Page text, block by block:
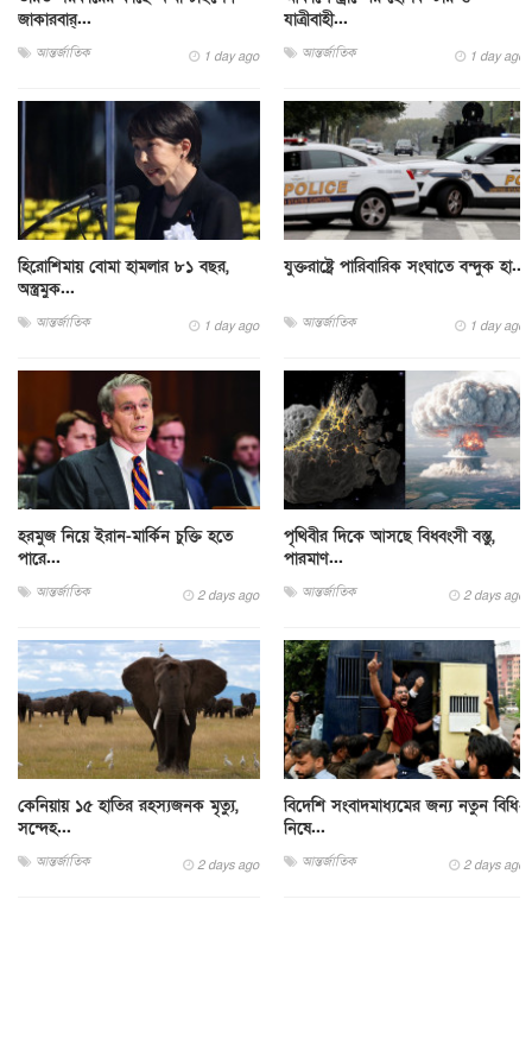
জাকারবার্...
আন্তর্জাতিক 1 day ago
যাত্রীবাহী...
আন্তর্জাতিক 1 day ago
হিরোশিমায় বোমা হামলার ৮১ বছর,
অস্ত্রমুক...
আন্তর্জাতিক 1 day ago
যুক্তরাষ্ট্রে পারিবারিক সংঘাতে বন্দুক হা...
আন্তর্জাতিক 1 day ago
হরমুজ নিয়ে ইরান-মার্কিন চুক্তি হতে
পারে...
আন্তর্জাতিক 2 days ago
পৃথিবীর দিকে আসছে বিধ্বংসী বস্তু,
পারমাণ...
আন্তর্জাতিক 2 days ago
কেনিয়ায় ১৫ হাতির রহস্যজনক মৃত্যু,
সন্দেহ...
আন্তর্জাতিক 2 days ago
বিদেশি সংবাদমাধ্যমের জন্য নতুন বিধি-
নিষে...
আন্তর্জাতিক 2 days ago